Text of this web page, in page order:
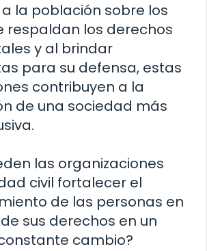
la población sobre los
respaldan los derechos
y al brindar
para su defensa, estas
contribuyen a la
de una sociedad más
las organizaciones
civil fortalecer el
de las personas en
sus derechos en un
cambio?